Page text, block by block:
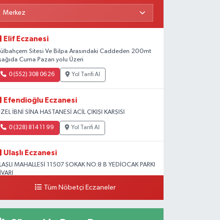
Elif Eczanesi
Sitesi Ve Bilpa Arasındaki Caddeden 200mt
Cuma Pazarı yolu Üzeri
0 (552) 308 06 26 Yol Tarifi Al
Efendioğlu Eczanesi
İBNİ SİNA HASTANESİ ACİL ÇIKIŞI KARŞISI
0 (328) 814 11 99 Yol Tarifi Al
Ulaşlı Eczanesi
MAHALLESİ 11507 SOKAK NO:8 B YEDİOCAK PARKI
0 (546) 158 81 80 Yol Tarifi Al
Tüm Nöbetçi Eczaneler